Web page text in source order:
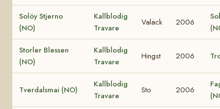
Solöy Stjerno
(NO)
Kallblodig
Travare
Valack 2006
Storler Blessen
(NO)
Kallblodig
Travare
Hingst 2006
Tverdalsmai (NO)
Kallblodig
Travare
Sto 2006